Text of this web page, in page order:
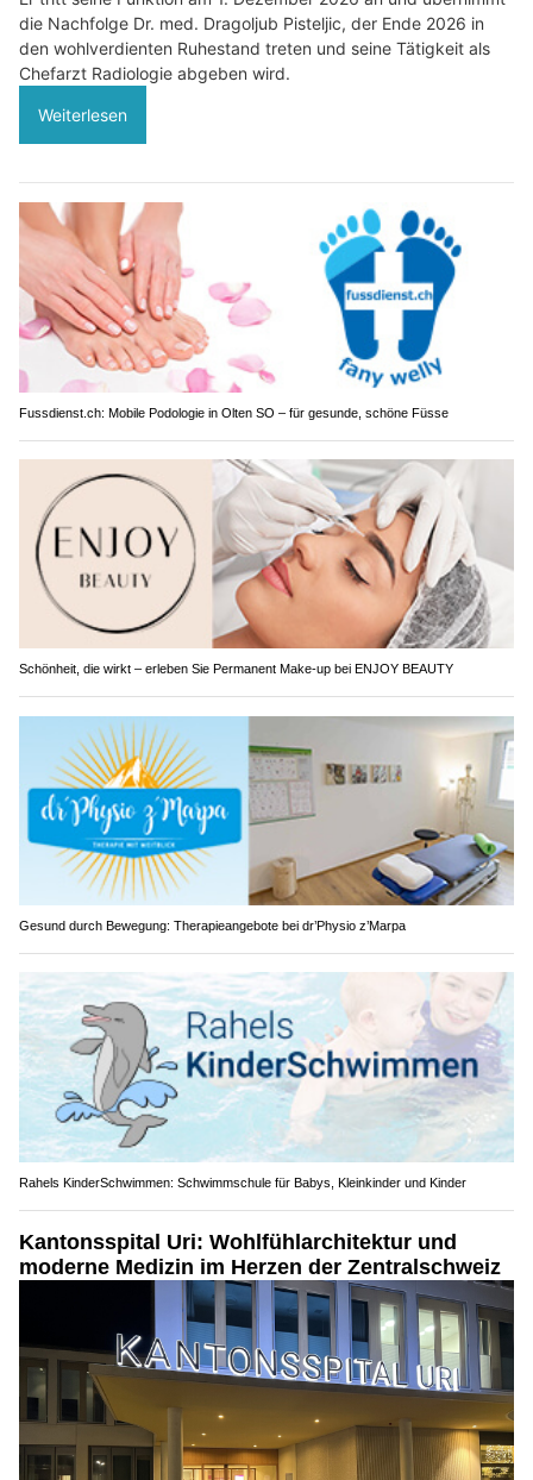
die Nachfolge Dr. med. Dragoljub Pisteljic, der Ende 2026 in
den wohlverdienten Ruhestand treten und seine Tätigkeit als
Chefarzt Radiologie abgeben wird.
Weiterlesen
Fussdienst.ch: Mobile Podologie in Olten SO – für gesunde, schöne Füsse
Schönheit, die wirkt – erleben Sie Permanent Make-up bei ENJOY BEAUTY
Gesund durch Bewegung: Therapieangebote bei dr’Physio z’Marpa
Rahels KinderSchwimmen: Schwimmschule für Babys, Kleinkinder und Kinder
Kantonsspital Uri: Wohlfühlarchitektur und
moderne Medizin im Herzen der Zentralschweiz